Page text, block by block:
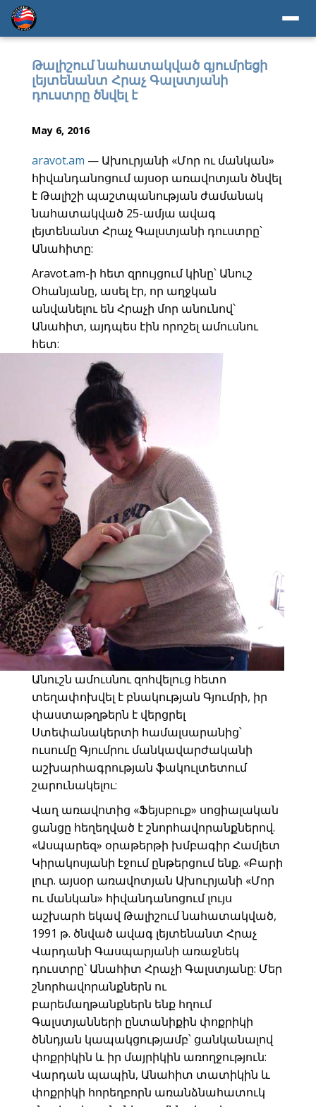
Թալիշում նահատակված գյումրեցի
լեյտենանտ Հրաչ Գալստյանի
դուստրը ծնվել է
May 6, 2016
aravot.am — Ախուրյանի «Մոր ու մանկան»
հիվանդանոցում այսօր առավոտյան ծնվել
է Թալիշի պաշտպանության ժամանակ
նահատակված 25-ամյա ավագ
լեյտենանտ Հրաչ Գալստյանի դուստրը՝
Անահիտը:
Aravot.am-ի հետ զրույցում կինը՝ Անուշ
Օհանյանը, ասել էր, որ աղջկան
անվանելու են Հրաչի մոր անունով՝
Անահիտ, այդպես էին որոշել ամուսնու
հետ:
Անուշն ամուսնու զոհվելուց հետո
տեղափոխվել է բնակության Գյումրի, իր
փաստաթղթերն է վերցրել
Ստեփանակերտի համալսարանից՝
ուսումը Գյումրու մանկավարժականի
աշխարհագրության ֆակուլտետում
շարունակելու:
Վաղ առավոտից «Ֆեյսբուք» սոցիալական
ցանցը հեղեղված է շնորհավորանքներով.
«Ասպարեզ» օրաթերթի խմբագիր Համլետ
Կիրակոսյանի էջում ընթերցում ենք. «Բարի
լուր. այսօր առավոտյան Ախուրյանի «Մոր
ու մանկան» հիվանդանոցում լույս
աշխարհ եկավ Թալիշում նահատակված,
1991 թ. ծնված ավագ լեյտենանտ Հրաչ
Վարդանի Գասպարյանի առաջնեկ
դուստրը՝ Անահիտ Հրաչի Գալստյանը: Մեր
շնորհավորանքներն ու
բարեմաղթանքներն ենք հղում
Գալստյանների ընտանիքին փոքրիկի
ծննդյան կապակցությամբ՝ ցանկանալով
փոքրիկին և իր մայրիկին առողջություն:
Վարդան պապին, Անահիտ տատիկին և
փոքրիկի հորեղբորն առանձնահատուկ